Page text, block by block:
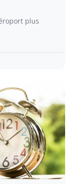
plus